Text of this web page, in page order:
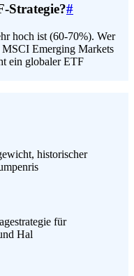
Strategie?#
hoch ist (60-70%). Wer
MSCI Emerging Markets
ein globaler ETF
historischer
für
Hal